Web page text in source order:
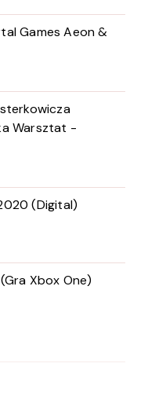
Games Aeon &
Warsztat -
(Digital)
Xbox One)